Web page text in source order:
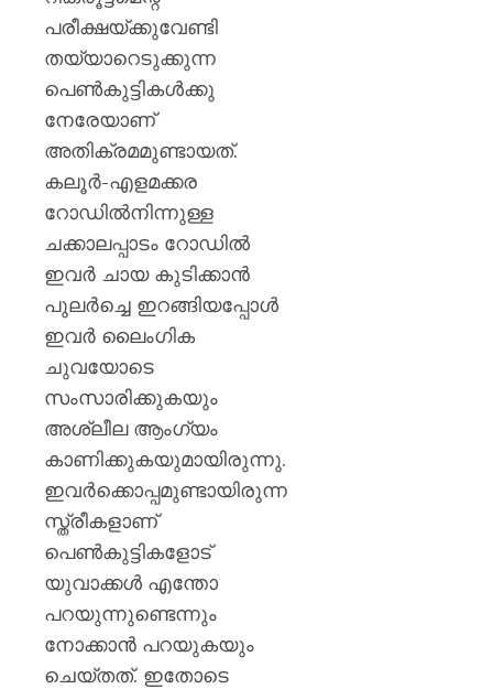
പരീക്ഷയ്ക്കുവേണ്ടി
തയ്യാറെടുക്കുന്ന
പെൺകുട്ടികൾക്കു
നേരേയാണ്
അതിക്രമമുണ്ടായത്.
കലൂർ-എളമക്കര
റോഡിൽനിന്നുള്ള
ചക്കാലപ്പാടം റോഡിൽ
ഇവര്‍ ചായ കുടിക്കാന്‍
പുലര്‍ച്ചെ ഇറങ്ങിയപ്പോള്‍
ഇവര്‍ ലൈംഗിക
ചുവയോടെ
സംസാരിക്കുകയും
അശ്ലീല ആംഗ്യം
കാണിക്കുകയുമായിരുന്നു.
ഇവര്‍ക്കൊപ്പമുണ്ടായിരുന്ന
സ്ത്രീകളാണ്
പെണ്‍കുട്ടികളോട്
യുവാക്കള്‍ എന്തോ
പറയുന്നുണ്ടെന്നും
നോക്കാന്‍ പറയുകയും
ചെയ്തത്. ഇതോടെ